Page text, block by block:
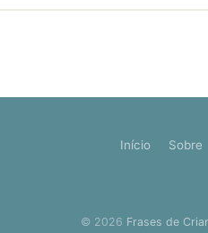
Início Sobre
© 2026 Frases de